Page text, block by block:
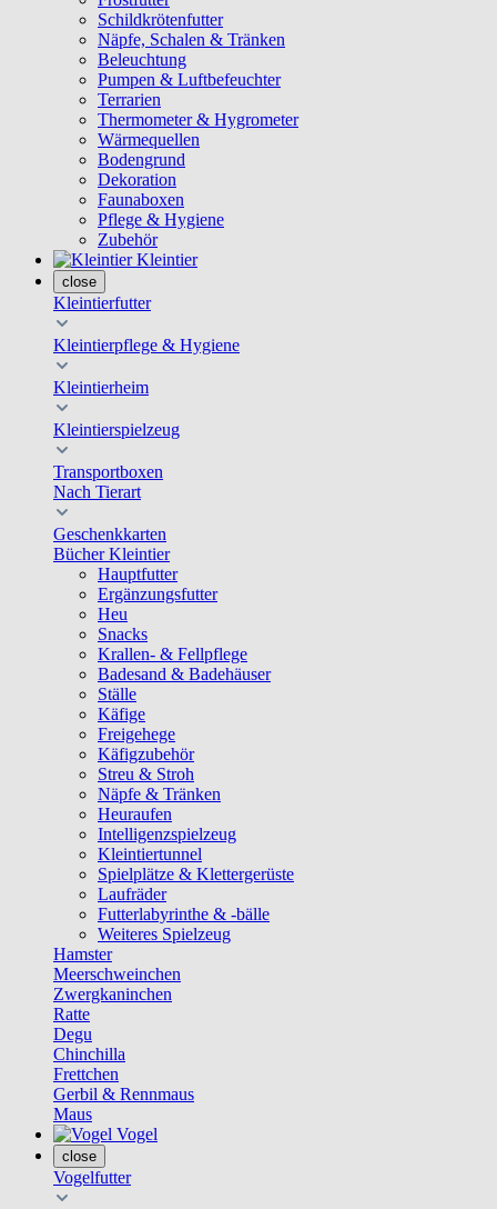
Schildkrötenfutter
Näpfe, Schalen & Tränken
Beleuchtung
Pumpen & Luftbefeuchter
Terrarien
Thermometer & Hygrometer
Wärmequellen
Bodengrund
Dekoration
Faunaboxen
Pflege & Hygiene
Zubehör
Kleintier
close
Kleintierfutter
Kleintierpflege & Hygiene
Kleintierheim
Kleintierspielzeug
Transportboxen
Nach Tierart
Geschenkkarten
Bücher Kleintier
Hauptfutter
Ergänzungsfutter
Heu
Snacks
Krallen- & Fellpflege
Badesand & Badehäuser
Ställe
Käfige
Freigehege
Käfigzubehör
Streu & Stroh
Näpfe & Tränken
Heuraufen
Intelligenzspielzeug
Kleintiertunnel
Spielplätze & Klettergerüste
Laufräder
Futterlabyrinthe & -bälle
Weiteres Spielzeug
Hamster
Meerschweinchen
Zwergkaninchen
Ratte
Degu
Chinchilla
Frettchen
Gerbil & Rennmaus
Maus
Vogel
close
Vogelfutter